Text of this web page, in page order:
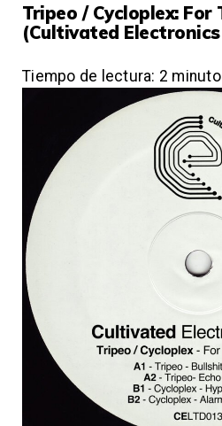
e
b
o
k
t
t
r
t
s
p
p
Tripeo / Cycloplex: For
(Cultivated
Tiempo de lectura: 2